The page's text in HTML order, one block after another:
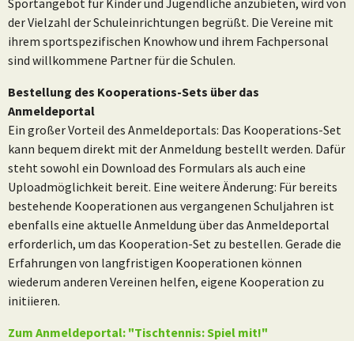
der Vielzahl der Schuleinrichtungen begrüßt. Die Vereine mit
ihrem sportspezifischen Knowhow und ihrem Fachpersonal
sind willkommene Partner für die Schulen.
Bestellung des Kooperations-Sets über das
Anmeldeportal
Ein großer Vorteil des Anmeldeportals: Das Kooperations-Set
kann bequem direkt mit der Anmeldung bestellt werden. Dafür
steht sowohl ein Download des Formulars als auch eine
Uploadmöglichkeit bereit. Eine weitere Änderung: Für bereits
bestehende Kooperationen aus vergangenen Schuljahren ist
ebenfalls eine aktuelle Anmeldung über das Anmeldeportal
erforderlich, um das Kooperation-Set zu bestellen. Gerade die
Erfahrungen von langfristigen Kooperationen können
wiederum anderen Vereinen helfen, eigene Kooperation zu
initiieren.
Zum Anmeldeportal: "Tischtennis: Spiel mit!"